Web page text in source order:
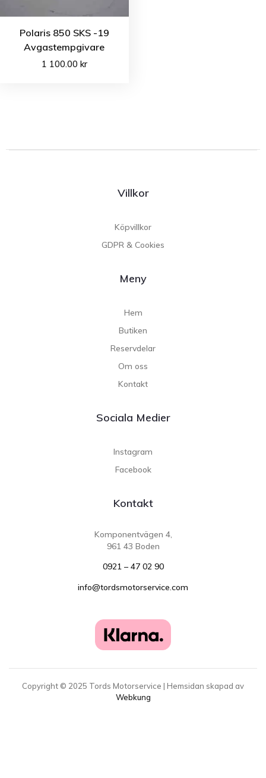
Polaris 850 SKS -19
Avgastempgivare
1 100.00 kr
Villkor
Köpvillkor
GDPR & Cookies
Meny
Hem
Butiken
Reservdelar
Om oss
Kontakt
Sociala Medier
Instagram
Facebook
Kontakt
Komponentvägen 4,
961 43 Boden
0921 – 47 02 90
info@tordsmotorservice.com
Copyright © 2025 Tords Motorservice | Hemsidan skapad av
Webkung